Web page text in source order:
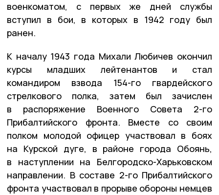
военкоматом, с первых же дней службы
вступил в бои, в которых в 1942 году был
ранен.
К началу 1943 года Михали Любичев окончил
курсы младших лейтенантов и стал
командиром взвода 154-го гвардейского
стрелкового полка, затем был зачислен
в распоряжение Военного Совета 2-го
Прибалтийского фронта. Вместе со своим
полком молодой офицер участвовал в боях
на Курской дуге, в районе города Обоянь,
в наступлении на Белгородско-Харьковском
направлении. В составе 2-го Прибалтийского
фронта участвовал в прорыве обороны немцев